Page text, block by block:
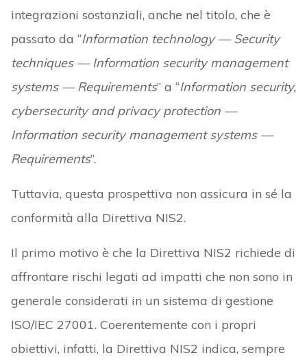
integrazioni sostanziali, anche nel titolo, che è
passato da “Information technology — Security
techniques — Information security management
systems — Requirements” a “Information security,
cybersecurity and privacy protection —
Information security management systems —
Requirements”.
Tuttavia, questa prospettiva non assicura in sé la
conformità alla Direttiva NIS2.
Il primo motivo è che la Direttiva NIS2 richiede di
affrontare rischi legati ad impatti che non sono in
generale considerati in un sistema di gestione
ISO/IEC 27001. Coerentemente con i propri
obiettivi, infatti, la Direttiva NIS2 indica, sempre